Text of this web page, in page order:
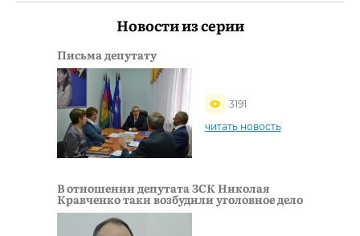
Новости из серии
Письма депутату
3191
читать новость
В отношении депутата ЗСК Николая
Кравченко таки возбудили уголовное дело